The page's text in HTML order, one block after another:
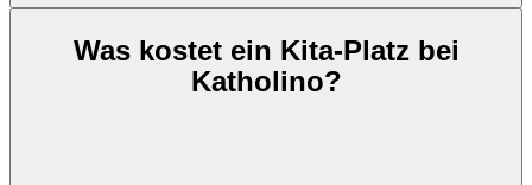
Was kostet ein Kita-Platz bei
Katholino?